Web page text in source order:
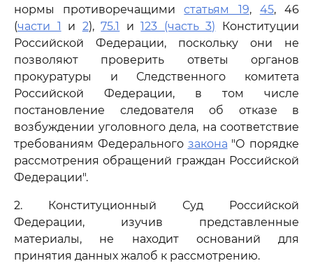
нормы противоречащимистатьям 19, 45, 46
(части 1 и 2),75.1 и123 (часть 3) Конституции
Российской Федерации, поскольку они не
позволяют проверить ответы органов
прокуратуры и Следственного комитета
Российской Федерации, в том числе
постановление следователя об отказе в
возбуждении уголовного дела, на соответствие
требованиям Федерального закона "О порядке
рассмотрения обращений граждан Российской
Федерации".
2. Конституционный Суд Российской
Федерации, изучив представленные
материалы, не находит оснований для
принятия данных жалоб к рассмотрению.